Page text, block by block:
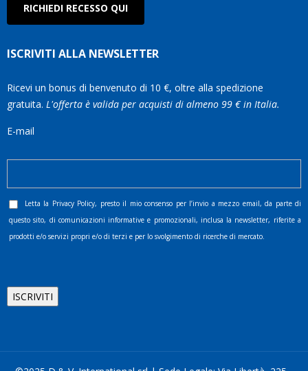
RICHIEDI RECESSO QUI
ISCRIVITI ALLA NEWSLETTER
Ricevi un bonus di benvenuto di 10 €, oltre alla spedizione
gratuita. L'offerta è valida per acquisti di almeno 99 € in Italia.
E-mail
Letta la Privacy Policy, presto il mio consenso per l’invio a mezzo email, da parte di
questo sito, di comunicazioni informative e promozionali, inclusa la newsletter, riferite a
prodotti e/o servizi propri e/o di terzi e per lo svolgimento di ricerche di mercato.